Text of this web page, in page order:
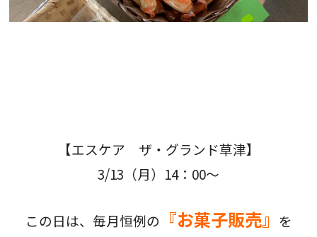
【エスケア ザ・グランド草津】
3/13（月）14：00～
この日は、毎月恒例の 『お菓子販売』 を